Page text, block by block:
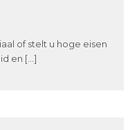
of stelt u hoge eisen
en […]